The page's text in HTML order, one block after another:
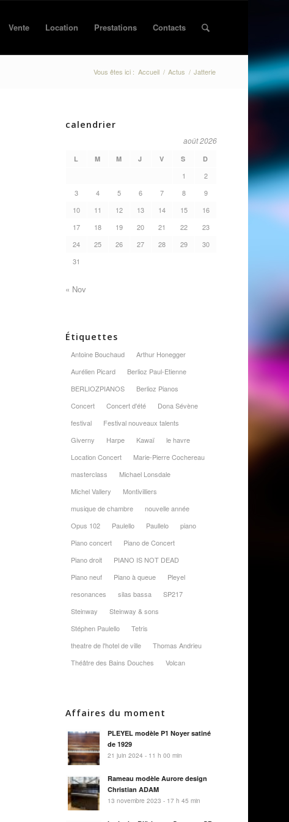
Vente Location Prestations Contacts
Vous êtes ici : Accueil / Actus / Jatterie
calendrier
août 2026
L M M J V S D
1
2
3
4 5 6 7 8
9
10
11 12 13 14 15
16
17
18 19 20 21 22
23
24
25 26 27 28 29
30
31
« Nov
Étiquettes
Antoine Bouchaud
Arthur Honegger
Aurélien Picard
Berlioz Paul-Etienne
BERLIOZPIANOS
Berlioz Pianos
Concert
Concert d'été
Dona Sévène
festival
Festival nouveaux talents
Giverny
Harpe Kawaï
le havre
Location Concert
Marie-Pierre Cochereau
masterclass
Michael Lonsdale
Michel Vallery
Montivilliers
musique de chambre
nouvelle année
Opus 102
Paulello Paullelo
piano
Piano concert
Piano de Concert
Piano droit
PIANO IS NOT DEAD
Piano neuf
Piano à queue
Pleyel
resonances
silas bassa
SP217
Steinway
Steinway & sons
Stéphen Paulello
Tetris
theatre de l'hotel de ville
Thomas Andrieu
Théâtre des Bains Douches
Volcan
Affaires du moment
PLEYEL modèle P1 Noyer satiné
de 1929
21 juin 2024 - 11 h 00 min
Rameau modèle Aurore design
Christian ADAM
13 novembre 2023 - 17 h 45 min